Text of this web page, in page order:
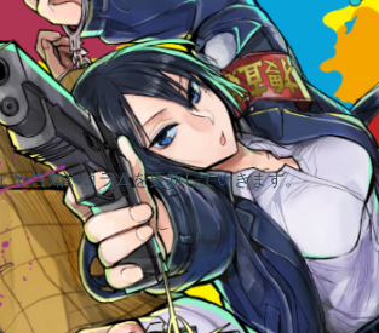
や告知やコラムを更新していきます。